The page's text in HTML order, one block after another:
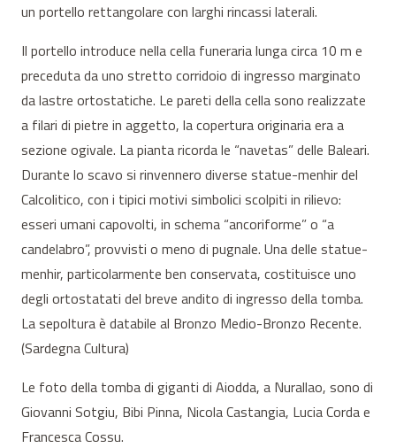
un portello rettangolare con larghi rincassi laterali.
Il portello introduce nella cella funeraria lunga circa 10 m e
preceduta da uno stretto corridoio di ingresso marginato
da lastre ortostatiche. Le pareti della cella sono realizzate
a filari di pietre in aggetto, la copertura originaria era a
sezione ogivale. La pianta ricorda le “navetas” delle Baleari.
Durante lo scavo si rinvennero diverse statue-menhir del
Calcolitico, con i tipici motivi simbolici scolpiti in rilievo:
esseri umani capovolti, in schema “ancoriforme” o “a
candelabro”, provvisti o meno di pugnale. Una delle statue-
menhir, particolarmente ben conservata, costituisce uno
degli ortostatati del breve andito di ingresso della tomba.
La sepoltura è databile al Bronzo Medio-Bronzo Recente.
(Sardegna Cultura)
Le foto della tomba di giganti di Aiodda, a Nurallao, sono di
Giovanni Sotgiu, Bibi Pinna, Nicola Castangia, Lucia Corda e
Francesca Cossu.